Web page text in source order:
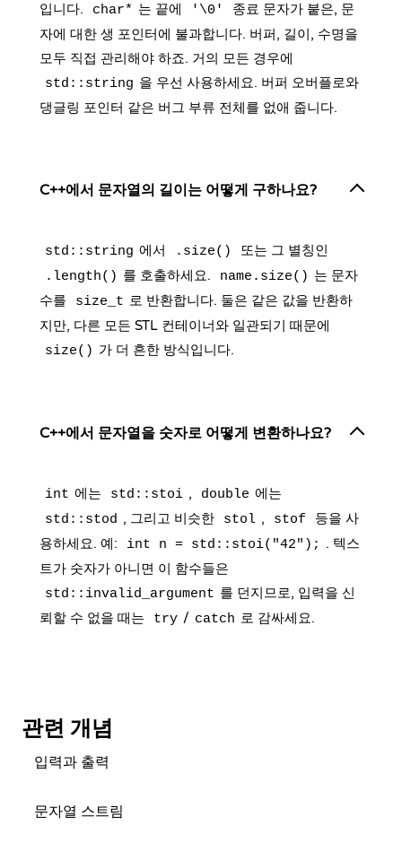
입니다.
char* 는 끝에 '\0'
종료 문자가 붙은, 문
자에 대한 생 포인터에 불과합니다. 버퍼, 길이, 수명을
모두 직접 관리해야 하죠. 거의 모든 경우에
std::string 을 우선 사용하세요. 버퍼 오버플로와
댕글링 포인터 같은 버그 부류 전체를 없애 줍니다.
C++에서 문자열의 길이는 어떻게 구하나요?
std::string 에서 .size() 또는 그 별칭인
.length() 를 호출하세요. name.size() 는 문자
수를
size_t 로 반환합니다. 둘은 같은 값을 반환하
지만, 다른 모든 STL 컨테이너와 일관되기 때문에
size() 가 더 흔한 방식입니다.
C++에서 문자열을 숫자로 어떻게 변환하나요?
int 에는 std::stoi , double 에는
std::stod , 그리고 비슷한 stol , stof
등을 사
용하세요. 예:
int n = std::stoi("42"); . 텍스
트가 숫자가 아니면 이 함수들은
std::invalid_argument 를 던지므로, 입력을 신
뢰할 수 없을 때는
try / catch 로 감싸세요.
관련 개념
입력과 출력
문자열 스트림